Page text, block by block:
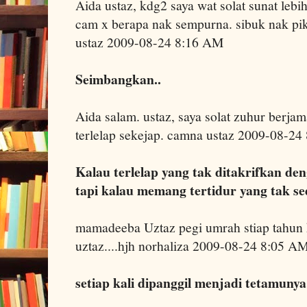
Aida ustaz, kdg2 saya wat solat sunat
cam x berapa nak sempurna. sibuk nak
ustaz 2009-08-24 8:16 AM
Seimbangkan..
Aida salam. ustaz, saya solat zuhur
terlelap sekejap. camna ustaz 2009-08-
Kalau terlelap yang tak ditakrifkan
tapi kalau memang tertidur yang tak
mamadeeba Uztaz pegi umrah stiap
uztaz....hjh norhaliza 2009-08-24 8:05
setiap kali dipanggil menjadi tetamunya